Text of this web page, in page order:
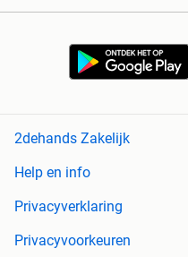
2dehands Zakelijk
Help en info
Privacyverklaring
Privacyvoorkeuren